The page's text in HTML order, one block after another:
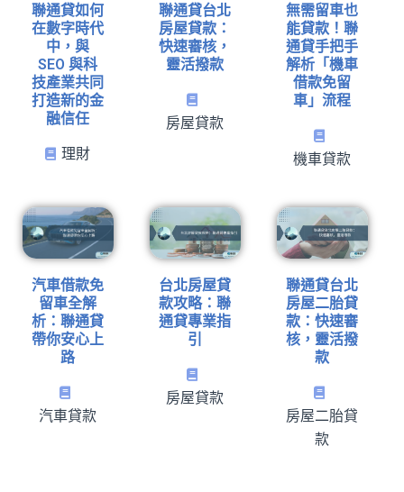
聯通貸如何
在數字時代
中，與
SEO 與科
技產業共同
打造新的金
融信任
理財
聯通貸台北
房屋貸款：
快速審核，
靈活撥款
房屋貸款
無需留車也
能貸款！聯
通貸手把手
解析「機車
借款免留
車」流程
機車貸款
汽車借款免
留車全解
析：聯通貸
帶你安心上
路
汽車貸款
台北房屋貸
款攻略：聯
通貸專業指
引
房屋貸款
聯通貸台北
房屋二胎貸
款：快速審
核，靈活撥
款
房屋二胎貸
款